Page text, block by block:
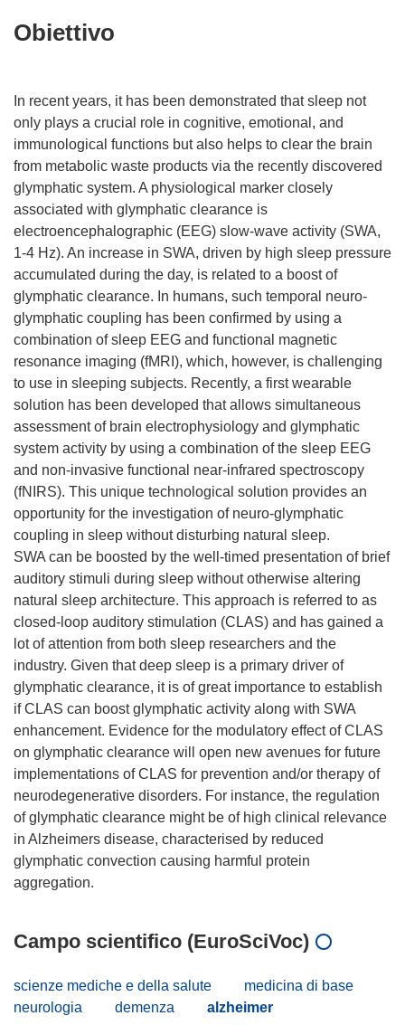
Obiettivo
In recent years, it has been demonstrated that sleep not
only plays a crucial role in cognitive, emotional, and
immunological functions but also helps to clear the brain
from metabolic waste products via the recently discovered
glymphatic system. A physiological marker closely
associated with glymphatic clearance is
electroencephalographic (EEG) slow-wave activity (SWA,
1-4 Hz). An increase in SWA, driven by high sleep pressure
accumulated during the day, is related to a boost of
glymphatic clearance. In humans, such temporal neuro-
glymphatic coupling has been confirmed by using a
combination of sleep EEG and functional magnetic
resonance imaging (fMRI), which, however, is challenging
to use in sleeping subjects. Recently, a first wearable
solution has been developed that allows simultaneous
assessment of brain electrophysiology and glymphatic
system activity by using a combination of the sleep EEG
and non-invasive functional near-infrared spectroscopy
(fNIRS). This unique technological solution provides an
opportunity for the investigation of neuro-glymphatic
coupling in sleep without disturbing natural sleep.
SWA can be boosted by the well-timed presentation of brief
auditory stimuli during sleep without otherwise altering
natural sleep architecture. This approach is referred to as
closed-loop auditory stimulation (CLAS) and has gained a
lot of attention from both sleep researchers and the
industry. Given that deep sleep is a primary driver of
glymphatic clearance, it is of great importance to establish
if CLAS can boost glymphatic activity along with SWA
enhancement. Evidence for the modulatory effect of CLAS
on glymphatic clearance will open new avenues for future
implementations of CLAS for prevention and/or therapy of
neurodegenerative disorders. For instance, the regulation
of glymphatic clearance might be of high clinical relevance
in Alzheimers disease, characterised by reduced
glymphatic convection causing harmful protein
Campo scientifico (EuroSciVoc)
scienze mediche e della salute
medicina di base
neurologia
demenza alzheimer